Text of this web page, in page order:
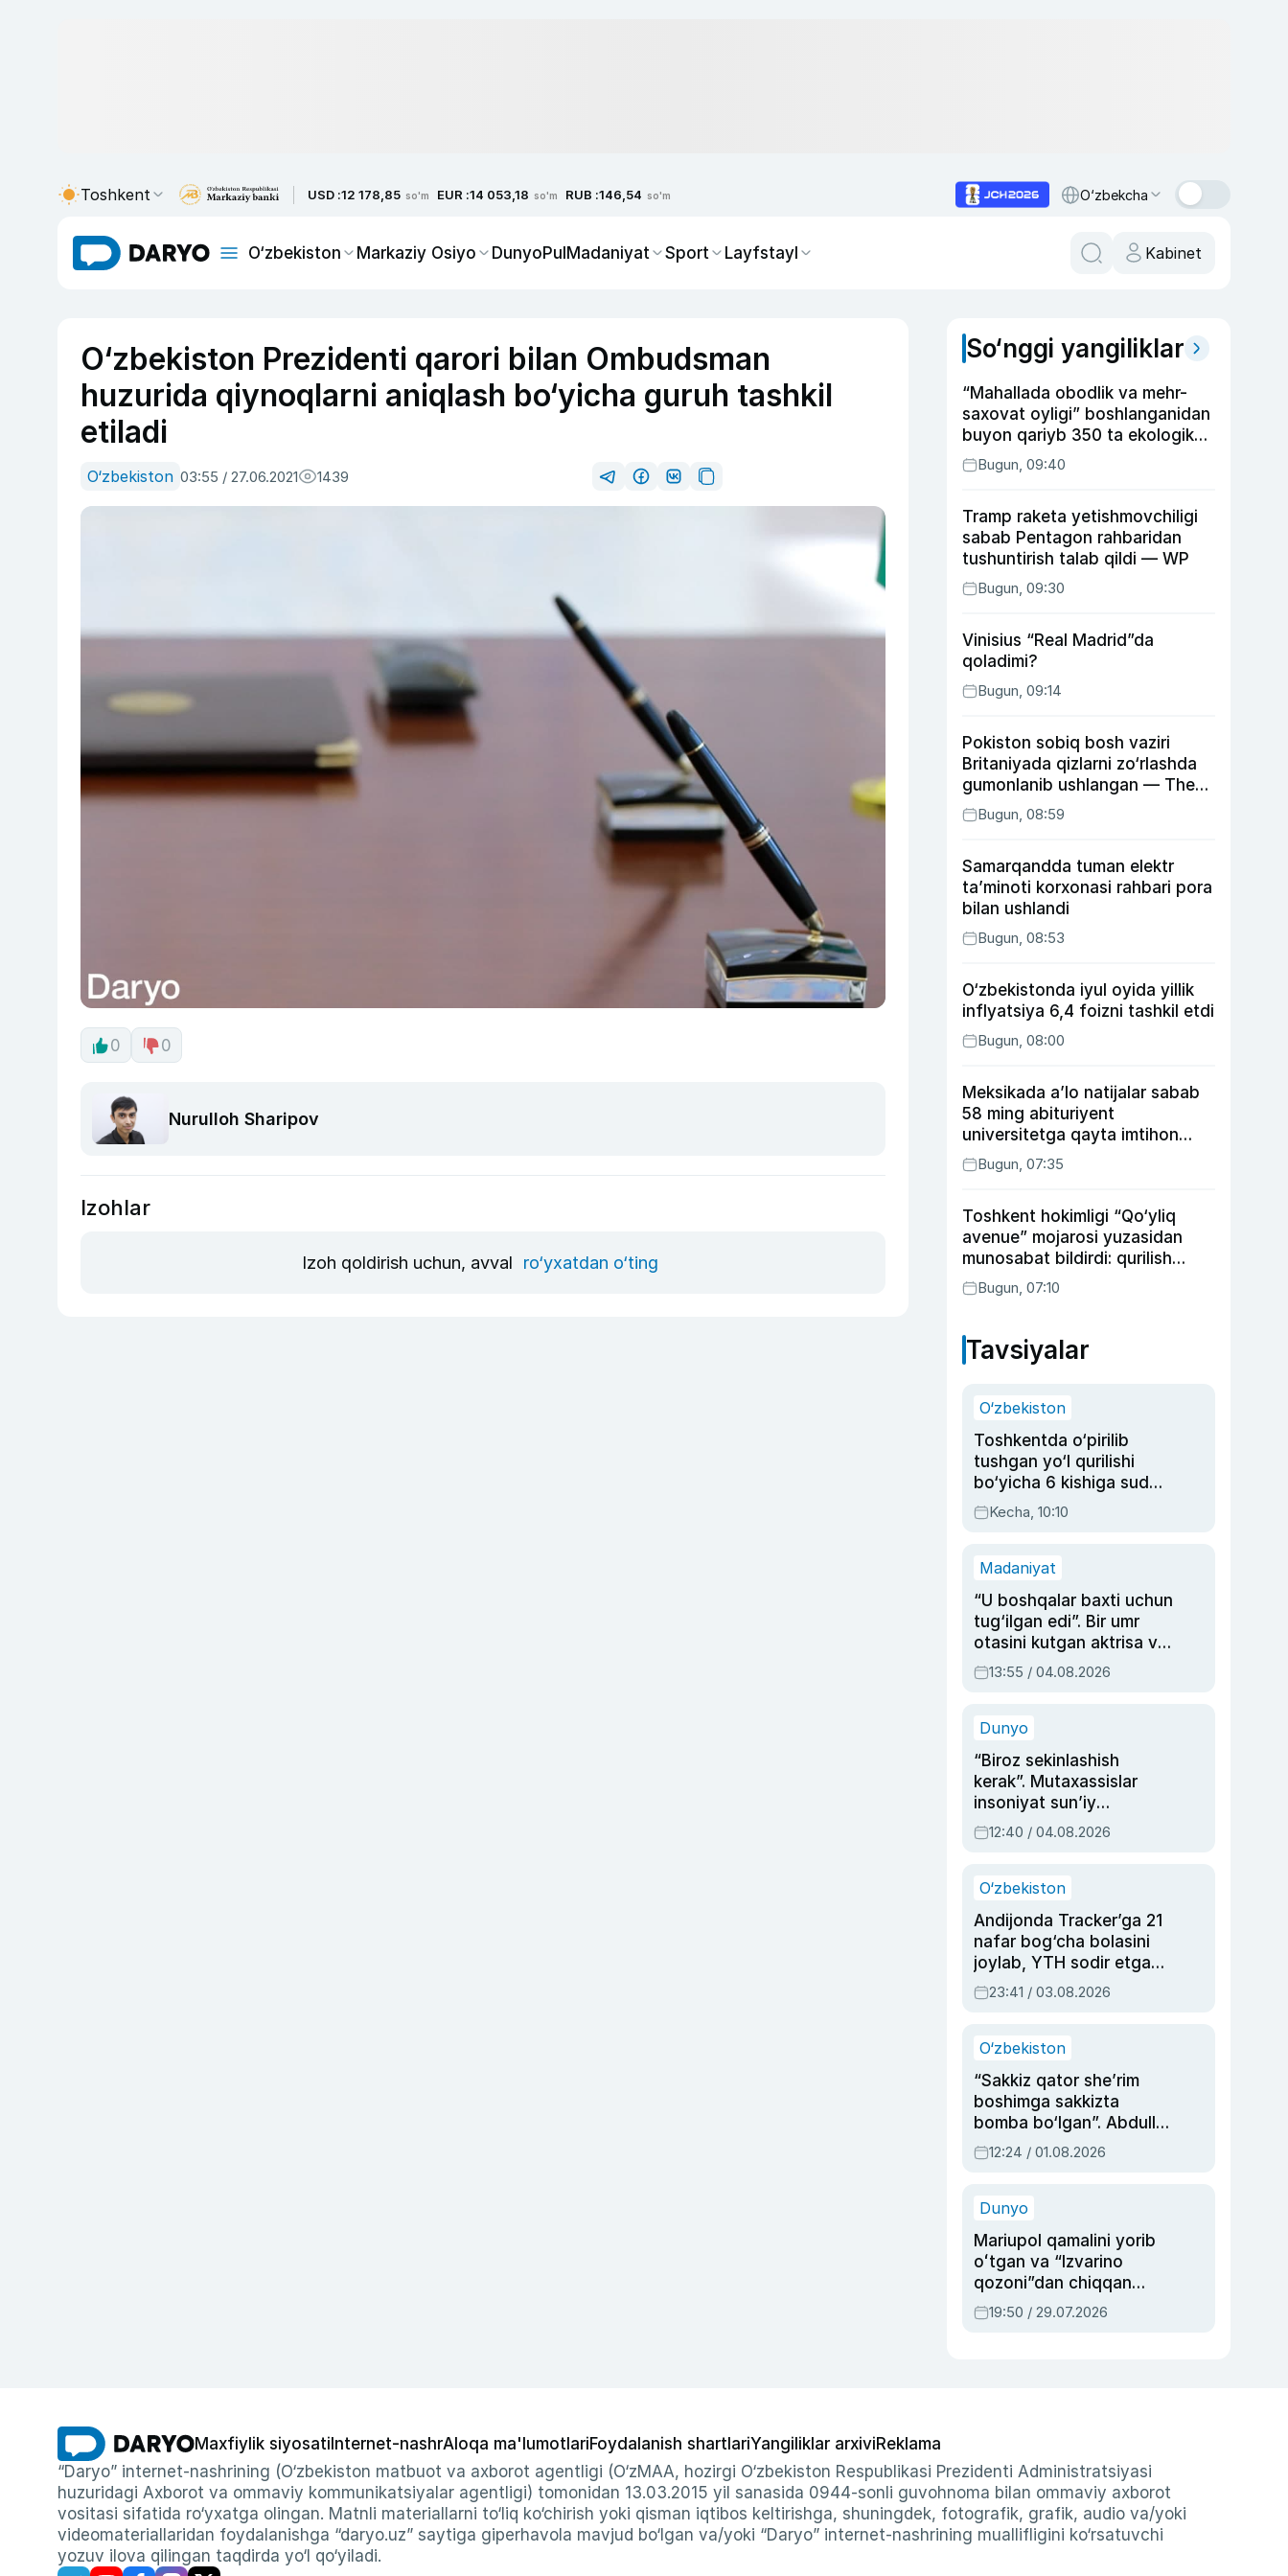
Toshkent USD :12 178,85 so'm EUR :14 053,18 so'm RUB :146,54 so'm O‘zbekcha
O‘zbekiston Markaziy Osiyo DunyoPulMadaniyat Sport Layfstayl Kabinet
O‘zbekiston Prezidenti qarori bilan Ombudsman
huzurida qiynoqlarni aniqlash bo‘yicha guruh tashkil
etiladi
O‘zbekiston 03:55 / 27.06.2021 1439
0 0
Nurulloh Sharipov
Izohlar
Izoh qoldirish uchun, avval ro‘yxatdan o‘ting
So‘nggi yangiliklar
“Mahallada obodlik va mehr-
saxovat oyligi” boshlanganidan
buyon qariyb 350 ta ekologik
huquqbuzarlik aniqlandi
Bugun, 09:40
Tramp raketa yetishmovchiligi
sabab Pentagon rahbaridan
tushuntirish talab qildi — WP
Bugun, 09:30
Vinisius “Real Madrid”da
qoladimi?
Bugun, 09:14
Pokiston sobiq bosh vaziri
Britaniyada qizlarni zo‘rlashda
gumonlanib ushlangan — The
Guardian
Bugun, 08:59
Samarqandda tuman elektr
ta’minoti korxonasi rahbari pora
bilan ushlandi
Bugun, 08:53
O‘zbekistonda iyul oyida yillik
inflyatsiya 6,4 foizni tashkil etdi
Bugun, 08:00
Meksikada a’lo natijalar sabab
58 ming abituriyent
universitetga qayta imtihon
topshiradi
Bugun, 07:35
Toshkent hokimligi “Qo‘yliq
avenue” mojarosi yuzasidan
munosabat bildirdi: qurilish
ishlarining 53 foizi yakunlangan
Bugun, 07:10
Tavsiyalar
O‘zbekiston
Toshkentda o‘pirilib
tushgan yo‘l qurilishi
bo‘yicha 6 kishiga sud
hukmi o‘qildi
Kecha, 10:10
Madaniyat
“U boshqalar baxti uchun
tug‘ilgan edi”. Bir umr
otasini kutgan aktrisa va
dublyaj ustasi Rimma
Ahmedovaning
13:55 / 04.08.2026
Dunyo
“Biroz sekinlashish
kerak”. Mutaxassislar
insoniyat sun’iy
intellektni boshqara
olmay qolishidan xavotir
12:40 / 04.08.2026
O‘zbekiston
Andijonda Tracker’ga 21
nafar bog‘cha bolasini
joylab, YTH sodir etgan
ayolga sud hukmi o‘qildi
23:41 / 03.08.2026
O‘zbekiston
“Sakkiz qator she’rim
boshimga sakkizta
bomba bo‘lgan”. Abdulla
Oripovni siyosiy
ayblovlardan asrab
12:24 / 01.08.2026
Dunyo
Mariupol qamalini yorib
oʻtgan va “Izvarino
qozoni”dan chiqqan
qahramon — Ukraina
armiyasi bosh
19:50 / 29.07.2026
Maxfiylik siyosati Internet-nashrAloqa ma'lumotlariFoydalanish shartlariYangiliklar arxiviReklama
“Daryo” internet-nashrining (O‘zbekiston matbuot va axborot agentligi (O‘zMAA, hozirgi O‘zbekiston Respublikasi Prezidenti Administratsiyasi
huzuridagi Axborot va ommaviy kommunikatsiyalar agentligi) tomonidan 13.03.2015 yil sanasida 0944-sonli guvohnoma bilan ommaviy axborot
vositasi sifatida ro‘yxatga olingan. Matnli materiallarni to‘liq ko‘chirish yoki qisman iqtibos keltirishga, shuningdek, fotografik, grafik, audio va/yoki
videomateriallaridan foydalanishga “daryo.uz” saytiga giperhavola mavjud bo‘lgan va/yoki “Daryo” internet-nashrining muallifligini ko‘rsatuvchi
yozuv ilova qilingan taqdirda yo‘l qo‘yiladi.